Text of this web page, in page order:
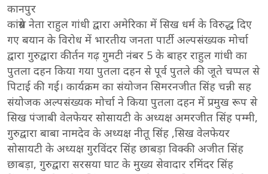
कानपुर
कांग्रेस नेता राहुल गांधी द्वारा अमेरिका में सिख धर्म के विरुद्ध दिए
गए बयान के विरोध में भारतीय जनता पार्टी अल्पसंख्यक मोर्चा
द्वारा गुरुद्वारा कीर्तन गढ़ गुमटी नंबर 5 के बाहर राहुल गांधी का
पुतला दहन किया गया पुतला दहन से पूर्व पुतले की जूते चप्पल से
पिटाई की गई। कार्यक्रम का संयोजन सिमरनजीत सिंह चन्नी सह
संयोजक अल्पसंख्यक मोर्चा ने किया पुतला दहन में प्रमुख रूप से
सिख पंजाबी वेलफेयर सोसायटी के अध्यक्ष अमरजीत सिंह पम्मी,
गुरुद्वारा बाबा नामदेव के अध्यक्ष नीतू सिंह ,सिख वेलफेयर
सोसायटी के अध्यक्ष गुरविंदर सिंह छाबड़ा विक्की अजीत सिंह
छाबड़ा, गुरुद्वारा सरसया घाट के मुख्य सेवादार रमिंदर सिंह